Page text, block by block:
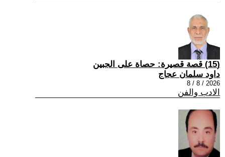
(15) قصة قصيرة: حصاة على الجبين
داود سلمان عجاج
2026 / 8 / 8
الادب والفن